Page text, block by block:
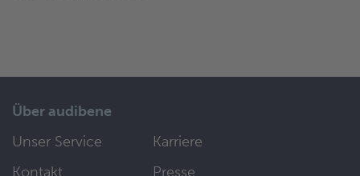
Über audibene
Unser Service
Karriere
Kontakt
Presse